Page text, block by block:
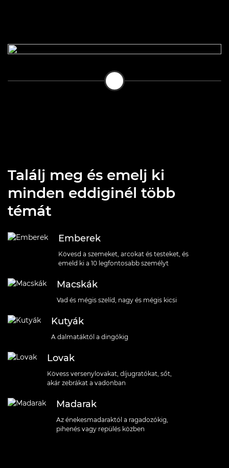
Találj meg és emelj ki
minden eddiginél több
témát
Emberek
Kövesd a szemeket, arcokat és testeket, és
emeld ki a 10 legfontosabb személyt
Macskák
Vad és mégis szelíd, nagy és mégis kicsi
Kutyák
A dalmatáktól a dingókig
Lovak
Kövess versenylovakat, díjugratókat, sőt,
akár zebrákat a vadonban
Madarak
Az énekesmadaraktól a ragadozókig,
pihenés vagy repülés közben